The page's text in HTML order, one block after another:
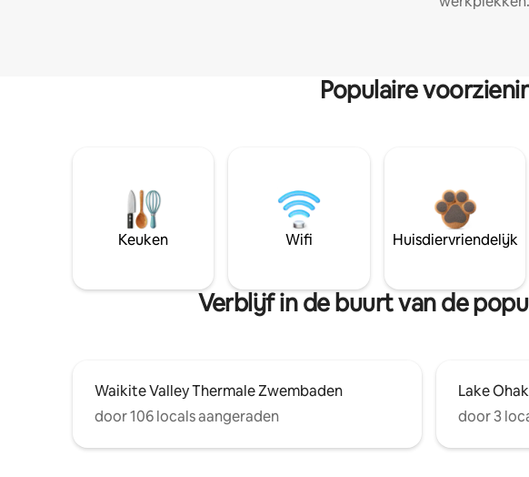
Populaire
Keuken Wifi Huisdiervriendelijk
Verblijf in de buurt van de
Waikite Valley Thermale Zwembaden
door 106 locals aangeraden
Lake
door 3